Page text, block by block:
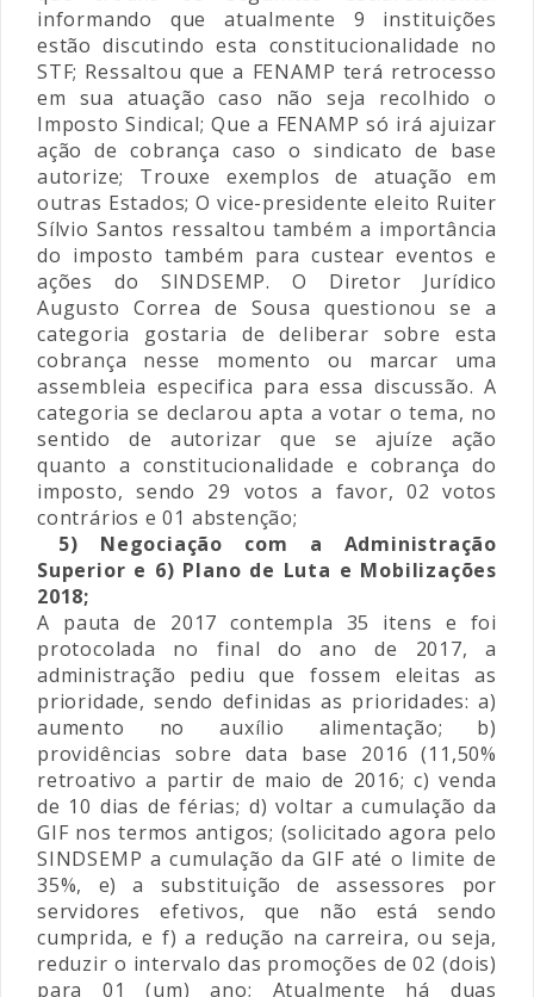
informando que atualmente 9 instituições
estão discutindo esta constitucionalidade no
STF; Ressaltou que a FENAMP terá retrocesso
em sua atuação caso não seja recolhido o
Imposto Sindical; Que a FENAMP só irá ajuizar
ação de cobrança caso o sindicato de base
autorize; Trouxe exemplos de atuação em
outras Estados; O vice-presidente eleito Ruiter
Sílvio Santos ressaltou também a importância
do imposto também para custear eventos e
ações do SINDSEMP. O Diretor Jurídico
Augusto Correa de Sousa questionou se a
categoria gostaria de deliberar sobre esta
cobrança nesse momento ou marcar uma
assembleia especifica para essa discussão. A
categoria se declarou apta a votar o tema, no
sentido de autorizar que se ajuíze ação
quanto a constitucionalidade e cobrança do
imposto, sendo 29 votos a favor, 02 votos
contrários e 01 abstenção;
5) Negociação com a Administração
Superior e 6) Plano de Luta e Mobilizações
2018;
A pauta de 2017 contempla 35 itens e foi
protocolada no final do ano de 2017, a
administração pediu que fossem eleitas as
prioridade, sendo definidas as prioridades: a)
aumento no auxílio alimentação; b)
providências sobre data base 2016 (11,50%
retroativo a partir de maio de 2016; c) venda
de 10 dias de férias; d) voltar a cumulação da
GIF nos termos antigos; (solicitado agora pelo
SINDSEMP a cumulação da GIF até o limite de
35%, e) a substituição de assessores por
servidores efetivos, que não está sendo
cumprida, e f) a redução na carreira, ou seja,
reduzir o intervalo das promoções de 02 (dois)
para 01 (um) ano; Atualmente há duas